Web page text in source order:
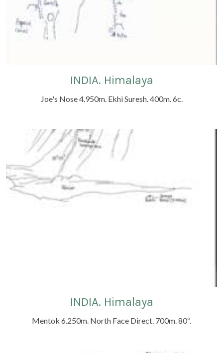
INDIA. Himalaya
Joe's Nose 4.950m. Ekhi Suresh. 400m. 6c.
INDIA. Himalaya
Mentok 6.250m. North Face Direct. 700m. 80º.